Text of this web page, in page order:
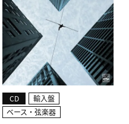
CD
輸入盤
ベース・弦楽器